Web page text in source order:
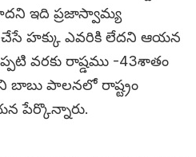
ఇది ప్రజాస్వామ్య
హక్కు ఎవరికి లేదని ఆయన
వరకు రాష్డము -43శాతం
బాబు పాలనలో రాష్ట్రం
పేర్కొన్నారు.